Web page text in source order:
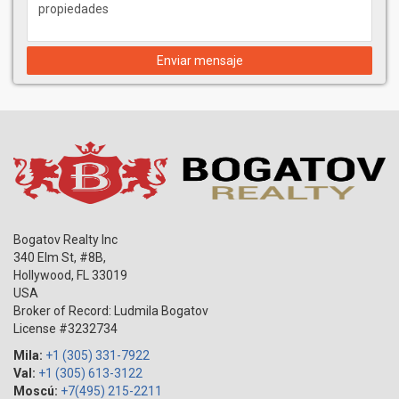
amobladas con opción a dos paquetes de acabado interior,
importado.
Tecnología biométrica para el acceso al ascensor
Todos los dormitorios principales tienen gran tamaño, están
totalmente terminados y cuentan con walk-in closets.
Sala de maquillaje en la mayoría de las residencias
Hay pre-cableado para datos de alta velocidad, teléfono y
closets principales
COCINAS
Opción de dos esquemas de diseño para el acabado interior,
incluyendo gabinetes, encimeras de piedras de cuarzo y
pisos de mármol importados
Paquete Premium de electrodomésticos Bosch incluyendo
un panel integrado de 36” de refrigerador y congelador,
Enviar mensaje
Bogatov Realty Inc
340 Elm St, #8B,
Hollywood, FL
33019
USA
Broker of Record: Ludmila Bogatov
License #3232734
Mila: +1 (305) 331-7922
Val: +1 (305) 613-3122
Moscú: +7(495) 215-2211